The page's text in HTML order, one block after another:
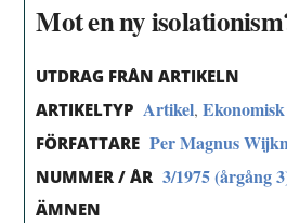
Mot en ny
UTDRAG FRÅN ARTIKELN
ARTIKELTYP Artikel,
FÖRFATTARE Per Magnus
NUMMER / ÅR 3/1975 (årgång
ÄMNEN